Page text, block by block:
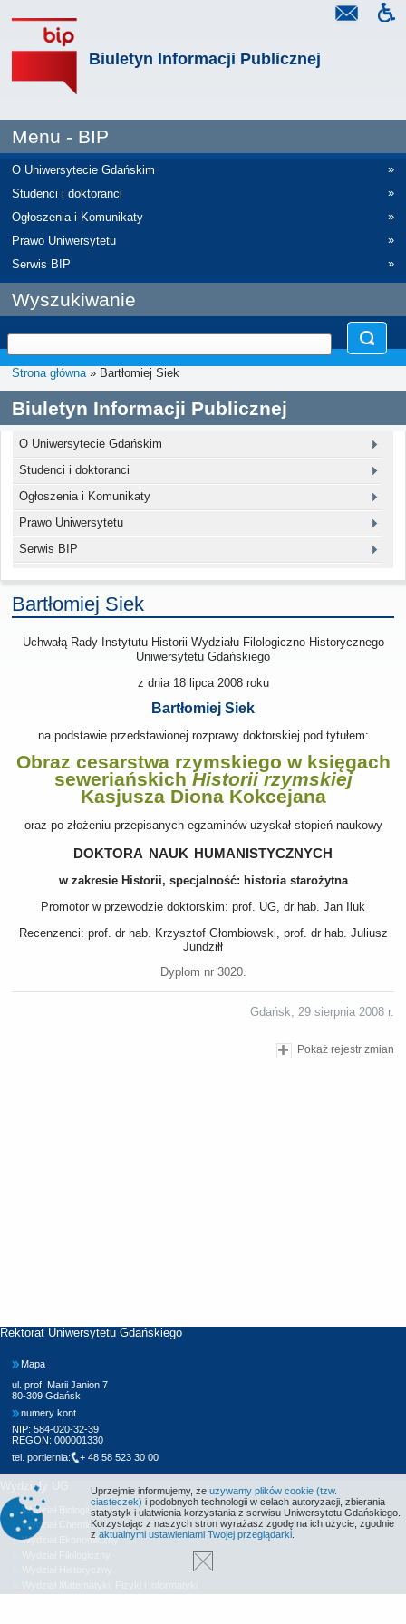
Biuletyn Informacji Publicznej
Menu - BIP
O Uniwersytecie Gdańskim
»
Studenci i doktoranci
»
Ogłoszenia i Komunikaty
»
Prawo Uniwersytetu
»
Serwis BIP
»
Wyszukiwanie
Strona główna» Bartłomiej Siek
Biuletyn Informacji Publicznej
O Uniwersytecie Gdańskim
Studenci i doktoranci
Ogłoszenia i Komunikaty
Prawo Uniwersytetu
Serwis BIP
Bartłomiej Siek
Uchwałą Rady Instytutu Historii Wydziału Filologiczno-Historycznego
Uniwersytetu Gdańskiego
z dnia 18 lipca 2008roku
Bartłomiej Siek
na podstawie przedstawionej rozprawy doktorskiej pod tytułem:
Obraz cesarstwa rzymskiego w księgach
seweriańskich Historii rzymskiej
Kasjusza Diona Kokcejana
oraz po złożeniu przepisanych egzaminów uzyskał stopień naukowy
doktora nauk humanistycznych
w zakresie Historii, specjalność: historia starożytna
Promotor w przewodzie doktorskim: prof. UG, dr hab. Jan Iluk
Recenzenci: prof. dr hab. Krzysztof Głombiowski, prof. dr hab. Juliusz
Jundziłł
Dyplom nr 3020.
Gdańsk, 29 sierpnia 2008 r.
Pokaż rejestr zmian
Rektorat Uniwersytetu Gdańskiego
Mapa
ul. prof. Marii Janion 7
80-309 Gdańsk
numery kont
NIP: 584-020-32-39
REGON: 000001330
tel. portiernia:
+ 48 58 523 30 00
Wydziały UG
Wydział Biologii
Wydział Chemii
Wydział Ekonomiczny
Uprzejmie informujemy, że używamy plików cookie (tzw.
ciasteczek) i podobnych technologii w celach autoryzacji, zbierania
statystyk i ułatwienia korzystania z serwisu Uniwersytetu Gdańskiego.
Korzystając z naszych stron wyrażasz zgodę na ich użycie, zgodnie
z aktualnymi ustawieniami Twojej przeglądarki